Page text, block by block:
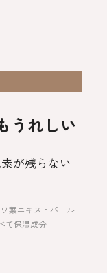
うれしい
が残らない
葉エキス・パール
て保湿成分